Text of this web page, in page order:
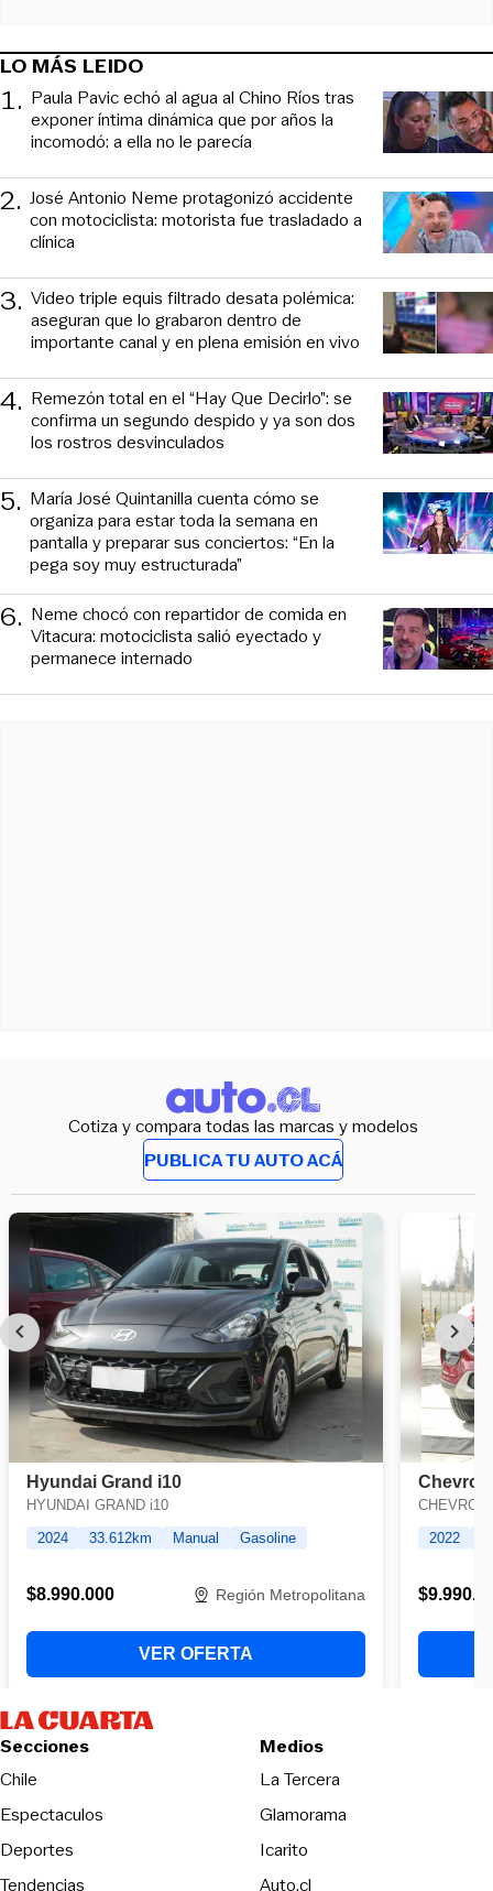
LO MÁS LEIDO
1. Paula Pavic echó al agua al Chino Ríos tras
exponer íntima dinámica que por años la
incomodó: a ella no le parecía
2. José Antonio Neme protagonizó accidente
con motociclista: motorista fue trasladado a
clínica
3. Video triple equis filtrado desata polémica:
aseguran que lo grabaron dentro de
importante canal y en plena emisión en vivo
4. Remezón total en el “Hay Que Decirlo”: se
confirma un segundo despido y ya son dos
los rostros desvinculados
5. María José Quintanilla cuenta cómo se
organiza para estar toda la semana en
pantalla y preparar sus conciertos: “En la
pega soy muy estructurada”
6. Neme chocó con repartidor de comida en
Vitacura: motociclista salió eyectado y
permanece internado
Cotiza y compara todas las marcas y modelos
PUBLICA TU AUTO ACÁ
Secciones
Chile
Espectaculos
Deportes
Tendencias
Medios
La TerceraOpens in new
Glamorama
Icarito
Auto.cl